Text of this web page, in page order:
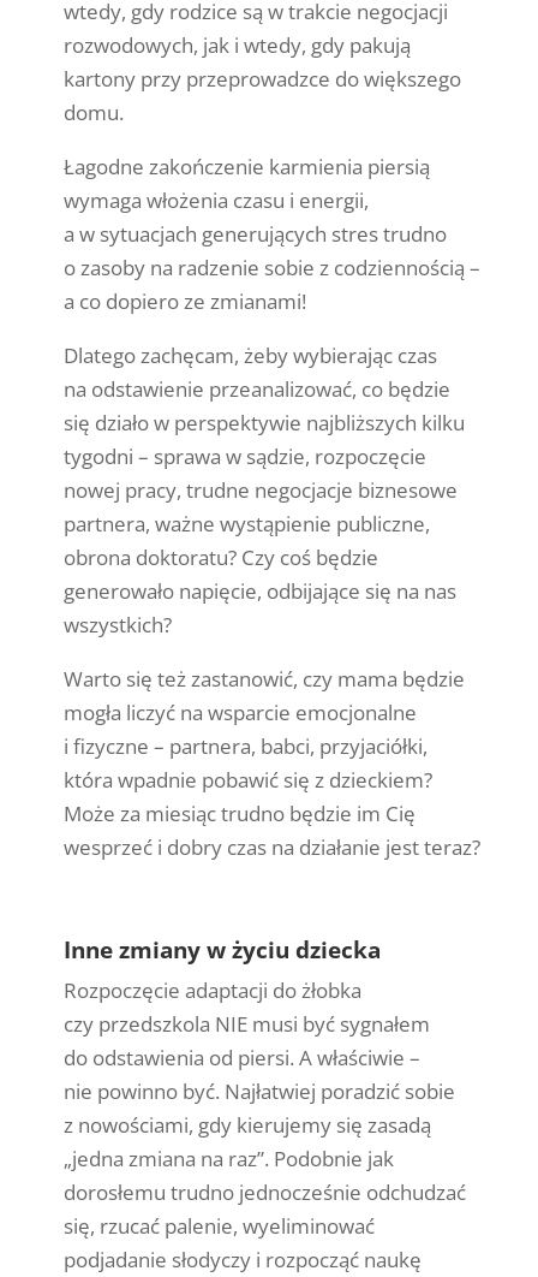
wtedy, gdy rodzice są w trakcie negocjacji
rozwodowych, jak i wtedy, gdy pakują
kartony przy przeprowadzce do większego
domu.
Łagodne zakończenie karmienia piersią
wymaga włożenia czasu i energii,
a w sytuacjach generujących stres trudno
o zasoby na radzenie sobie z codziennością –
a co dopiero ze zmianami!
Dlatego zachęcam, żeby wybierając czas
na odstawienie przeanalizować, co będzie
się działo w perspektywie najbliższych kilku
tygodni – sprawa w sądzie, rozpoczęcie
nowej pracy, trudne negocjacje biznesowe
partnera, ważne wystąpienie publiczne,
obrona doktoratu? Czy coś będzie
generowało napięcie, odbijające się na nas
wszystkich?
Warto się też zastanowić, czy mama będzie
mogła liczyć na wsparcie emocjonalne
i fizyczne – partnera, babci, przyjaciółki,
która wpadnie pobawić się z dzieckiem?
Może za miesiąc trudno będzie im Cię
wesprzeć i dobry czas na działanie jest teraz?
Inne zmiany w życiu dziecka
Rozpoczęcie adaptacji do żłobka
czy przedszkola NIE musi być sygnałem
do odstawienia od piersi. A właściwie –
nie powinno być. Najłatwiej poradzić sobie
z nowościami, gdy kierujemy się zasadą
„jedna zmiana na raz”. Podobnie jak
dorosłemu trudno jednocześnie odchudzać
się, rzucać palenie, wyeliminować
podjadanie słodyczy i rozpocząć naukę